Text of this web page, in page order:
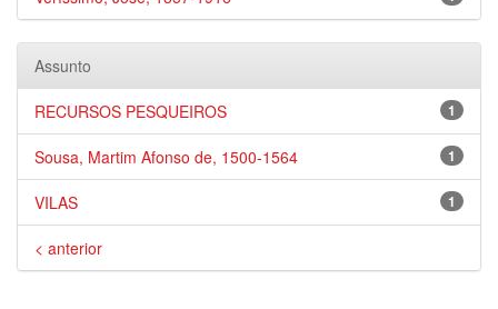
Assunto
1
RECURSOS PESQUEIROS
1
Sousa, Martim Afonso de, 1500-1564
1
VILAS
< anterior